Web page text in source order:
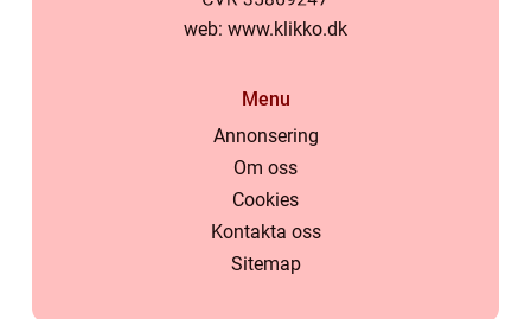
web: www.klikko.dk
Menu
Annonsering
Om oss
Cookies
Kontakta oss
Sitemap